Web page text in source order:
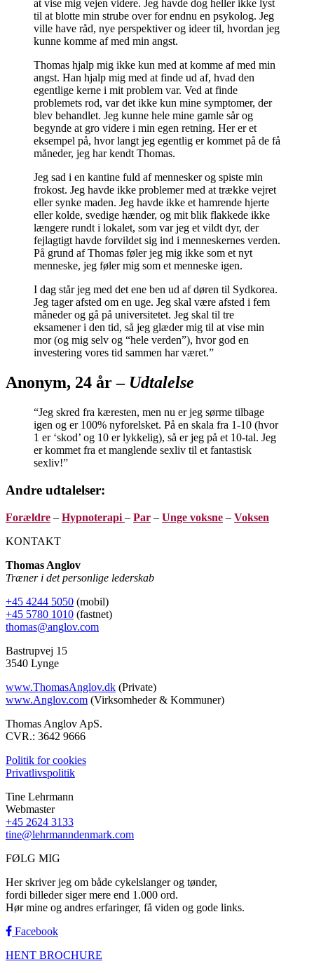
at vise mig vejen videre. Jeg havde dog heller ikke lyst
til at blotte min strube over for endnu en psykolog. Jeg
ville have råd, nye perspektiver og ideer til, hvordan jeg
kunne komme af med min angst.
Thomas hjalp mig ikke kun med at komme af med min
angst. Han hjalp mig med at finde ud af, hvad den
egentlige kerne i mit problem var. Ved at finde
problemets rod, var det ikke kun mine symptomer, der
blev behandlet. Jeg kunne hele mine gamle sår og
begynde at gro videre i min egen retning. Her er et
eksempel på, hvor langt jeg egentlig er kommet på de få
måneder, jeg har kendt Thomas.
Jeg sad i en kantine fuld af mennesker og spiste min
frokost. Jeg havde ikke problemer med at trække vejret
eller synke maden. Jeg havde ikke et hamrende hjerte
eller kolde, svedige hænder, og mit blik flakkede ikke
længere rundt i lokalet, som var jeg et vildt dyr, der
fejlagtigt havde forvildet sig ind i menneskernes verden.
På grund af Thomas føler jeg mig ikke som et nyt
menneske, jeg føler mig som et menneske igen.
I dag står jeg med det ene ben ud af døren til Sydkorea.
Jeg tager afsted om en uge. Jeg skal være afsted i fem
måneder og gå på universitetet. Jeg skal til tre
eksamener i den tid, så jeg glæder mig til at vise min
mor (og mig selv og “hele verden”), hvor god en
investering vores tid sammen har været.”
Anonym, 24 år – Udtalelse
“Jeg skred fra kæresten, men nu er jeg sørme tilbage
igen og er 100% nyforelsket. På en skala fra 1-10 (hvor
1 er ‘skod’ og 10 er lykkelig), så er jeg på et 10-tal. Jeg
er kommet fra et manglende sexliv til et fantastisk
sexliv!”
Andre udtalelser:
Forældre – Hypnoterapi – Par – Unge voksne – Voksen
KONTAKT
Thomas Anglov
Træner i det personlige lederskab
+45 4244 5050 (mobil)
+45 5780 1010 (fastnet)
thomas@anglov.com
Bastrupvej 15
3540 Lynge
www.ThomasAnglov.dk (Private)
www.Anglov.com (Virksomheder & Kommuner)
Thomas Anglov ApS.
CVR.: 3642 9666
Politik for cookies
Privatlivspolitik
Tine Lehrmann
Webmaster
+45 2624 3133
tine@lehrmanndenmark.com
FØLG MIG
Her skriver jeg om både cykelslanger og tønder,
fordi billeder siger mere end 1.000 ord.
Hør mine og andres erfaringer, få viden og gode links.
Facebook
HENT BROCHURE